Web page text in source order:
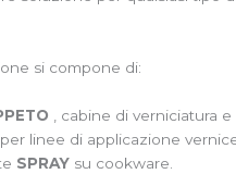
si compone di:
, cabine di verniciatura
linee di applicazione
SPRAY su cookware.